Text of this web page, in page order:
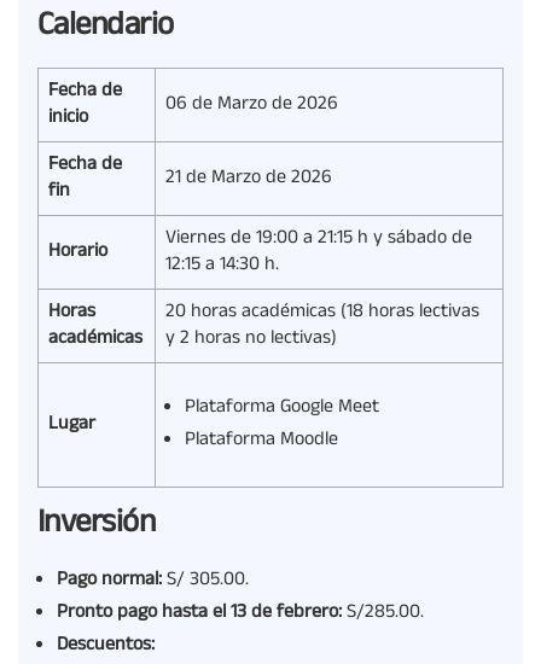
Calendario
Fecha de
inicio
06 de Marzo de 2026
Fecha de
fin
21 de Marzo de 2026
Horario
Viernes de 19:00 a 21:15 h y sábado de
12:15 a 14:30 h.
Horas
académicas
20 horas académicas (18 horas lectivas
y 2 horas no lectivas)
Lugar
Plataforma Google Meet
Plataforma Moodle
Inversión
Pago normal:S/ 305.00.
Pronto pago hasta el 13 de febrero:S/285.00.
Descuentos: